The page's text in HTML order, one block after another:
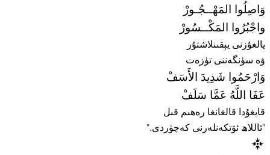
وَاصِلُوا المَهْــجُـورْ
واجْبُرُوا المَكْــسُورْ
يالغۇزنى يېقىنلاشتۇر
ۋە سۈنگەننى تۈزەت
وَارْحَمُوا شَدِيدَ الأَسَفْ
عَفَا اللَّهُ عَمَّا سَلَفْ
قايغۇدا قالغانغا رەھىم قىل
"ئاللاھ ئۆتكەنلەرنى كەچۈردى."